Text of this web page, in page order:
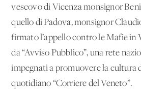
vescovo di Vicenza monsignor
quello di Padova, monsignor
firmato l’appello contro le Mafie in
da “Avviso Pubblico”, una rete
impegnati a promuovere la cultura
quotidiano “Corriere del Veneto”.